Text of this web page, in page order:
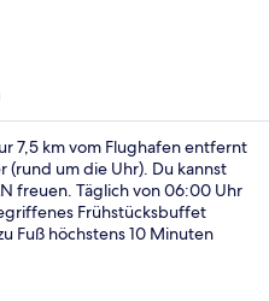
7,5 km vom Flughafen entfernt
um die Uhr). Du kannst
freuen. Täglich von 06:00 Uhr
Frühstücksbuffet
Fuß höchstens 10 Minuten
Fußmarsch entfernt: Zur Ben